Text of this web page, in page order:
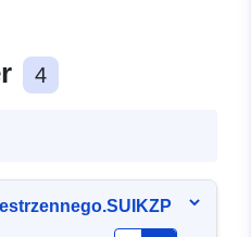
4